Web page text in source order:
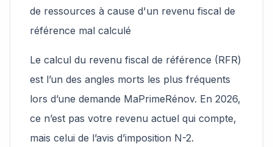
de ressources à cause d'un revenu fiscal de
référence mal calculé
Le calcul du revenu fiscal de référence (RFR)
est l’un des angles morts les plus fréquents
lors d’une demande MaPrimeRénov. En 2026,
ce n’est pas votre revenu actuel qui compte,
mais celui de l’avis d’imposition N-2.